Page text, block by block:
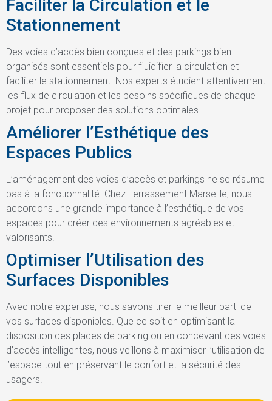
Faciliter la Circulation et le
Stationnement
Des voies d’accès bien conçues et des parkings bien
organisés sont essentiels pour fluidifier la circulation et
faciliter le stationnement. Nos experts étudient attentivement
les flux de circulation et les besoins spécifiques de chaque
projet pour proposer des solutions optimales.
Améliorer l’Esthétique des
Espaces Publics
L’aménagement des voies d’accès et parkings ne se résume
pas à la fonctionnalité. Chez Terrassement Marseille, nous
accordons une grande importance à l’esthétique de vos
espaces pour créer des environnements agréables et
valorisants.
Optimiser l’Utilisation des
Surfaces Disponibles
Avec notre expertise, nous savons tirer le meilleur parti de
vos surfaces disponibles. Que ce soit en optimisant la
disposition des places de parking ou en concevant des voies
d’accès intelligentes, nous veillons à maximiser l’utilisation de
l’espace tout en préservant le confort et la sécurité des
usagers.